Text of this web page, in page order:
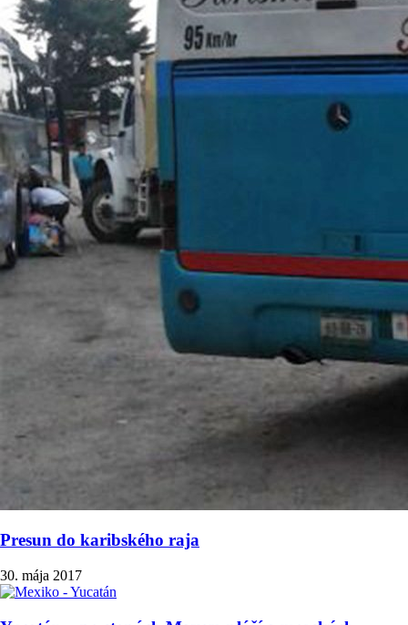
Presun do karibského raja
30. mája 2017